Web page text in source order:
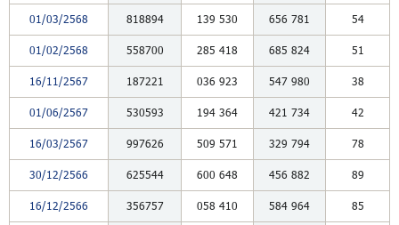
01/03/2568 818894 139 530 656 781 54
01/02/2568 558700 285 418 685 824 51
16/11/2567 187221 036 923 547 980 38
01/06/2567 530593 194 364 421 734 42
16/03/2567 997626 509 571 329 794 78
30/12/2566 625544 600 648 456 882 89
16/12/2566 356757 058 410 584 964 85